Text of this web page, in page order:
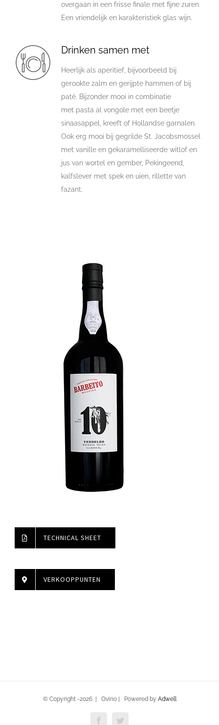
overgaan in een frisse finale met fijne zuren.
Een vriendelijk en karakteristiek glas wijn.
Drinken samen met
Heerlijk als aperitief, bijvoorbeeld bij
gerookte zalm en gerijpte hammen of bij
paté. Bijzonder mooi in combinatie
met pasta al vongole met een beetje
sinaasappel, kreeft of Hollandse garnalen.
Ook erg mooi bij gegrilde St. Jacobsmossel
met vanille en gekaramelliseerde witlof en
jus van wortel en gember, Pekingeend,
kalfslever met spek en uien, rillette van
fazant.
TECHNICAL SHEET
VERKOOPPUNTEN
© Copyright -2026 | Ovino | Powered by Adwell